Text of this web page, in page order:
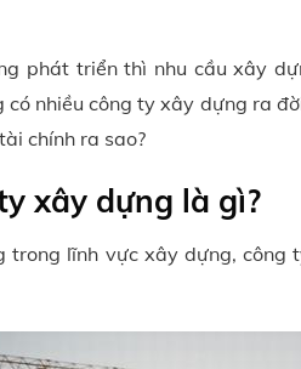
phát triển thì nhu cầu xây
có nhiều công ty xây dựng ra
chính ra sao?
xây dựng là gì?
trong lĩnh vực xây dựng, công